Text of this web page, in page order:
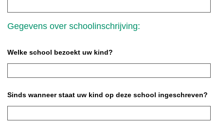
Gegevens over schoolinschrijving:
Welke school bezoekt uw kind?
Sinds wanneer staat uw kind op deze school ingeschreven?